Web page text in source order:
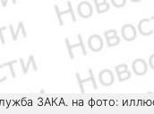
ЗАКА. на фото: